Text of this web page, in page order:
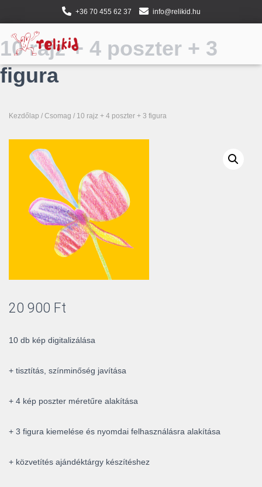
+36 70 455 62 37 info@relikid.hu
10 rajz + 4 poszter + 3
figura
Kezdőlap / Csomag / 10 rajz + 4 poszter + 3 figura
20 900 Ft
10 db kép digitalizálása
+ tisztítás, színminőség javítása
+ 4 kép poszter méretűre alakítása
+ 3 figura kiemelése és nyomdai felhasználásra alakítása
+ közvetítés ajándéktárgy készítéshez